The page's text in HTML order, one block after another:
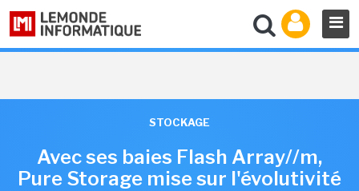
STOCKAGE
Avec ses baies Flash Array//m,
Pure Storage mise sur l'évolutivité